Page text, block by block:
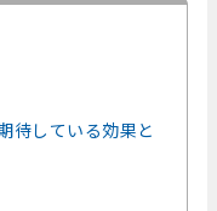
待している効果と